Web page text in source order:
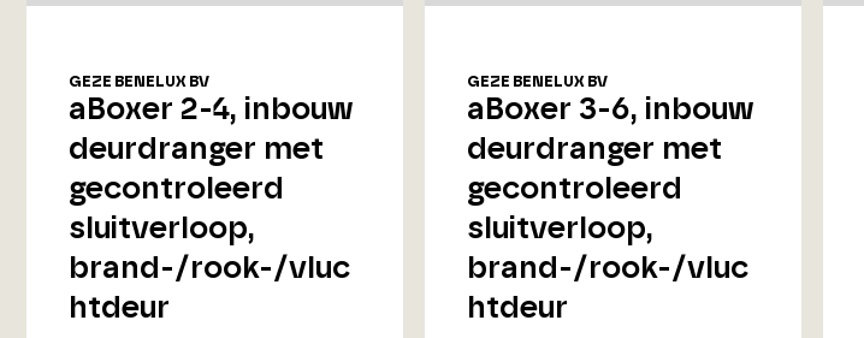
GEZE BENELUX BV
aBoxer 2-4, inbouw
deurdranger met
gecontroleerd
sluitverloop,
brand-/rook-/vluc
htdeur
GEZE BENELUX BV
aBoxer 3-6, inbouw
deurdranger met
gecontroleerd
sluitverloop,
brand-/rook-/vluc
htdeur